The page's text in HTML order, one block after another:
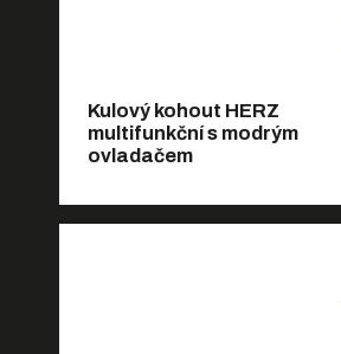
Kulový kohout HERZ
multifunkční s modrým
ovladačem